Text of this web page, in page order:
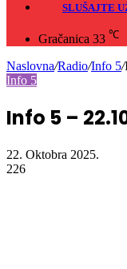
SLUŠAJTE
Gračanica 33 ℃
Naslovna/Radio/Info 5/
Info 5
Info 5 –
22. Oktobra 2025.
226